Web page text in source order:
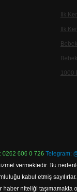
Ilk
Ilk
1000
0262 606 0 726 Telegram:
vermektedir. Bu
kabul etmiş
haber niteliği